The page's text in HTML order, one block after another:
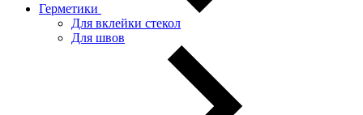
Герметики
Для вклейки стекол
Для швов